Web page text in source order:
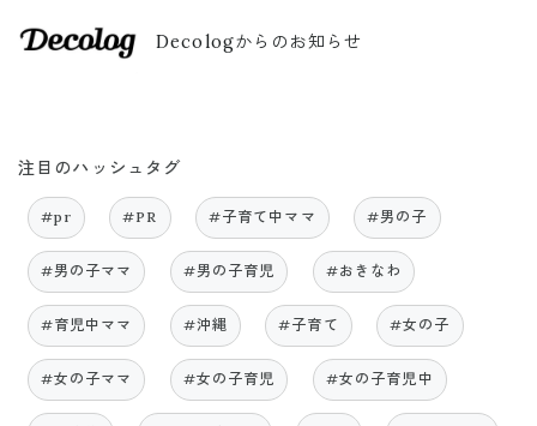
Decologからのお知らせ
注目のハッシュタグ
#pr #PR #子育て中ママ #男の子
#男の子ママ #男の子育児 #おきなわ
#育児中ママ #沖縄 #子育て #女の子
#女の子ママ #女の子育児 #女の子育児中